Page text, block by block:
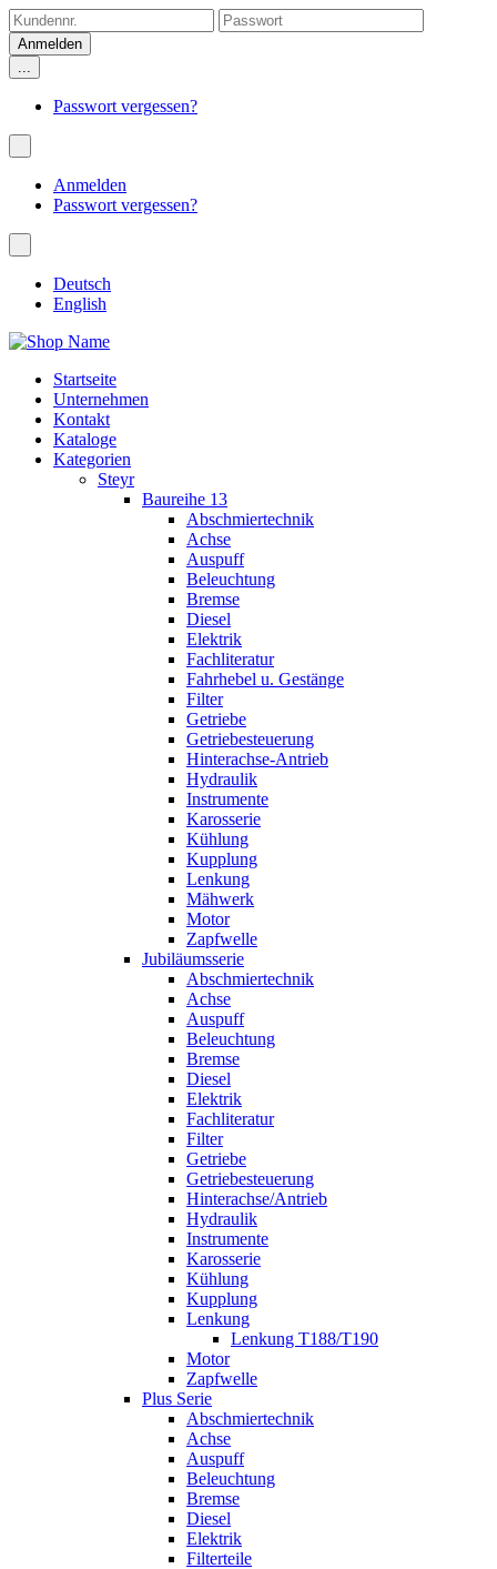
...
Passwort vergessen?
Anmelden
Passwort vergessen?
Deutsch
English
Startseite
Unternehmen
Kontakt
Kataloge
Kategorien
Steyr
Baureihe 13
Abschmiertechnik
Achse
Auspuff
Beleuchtung
Bremse
Diesel
Elektrik
Fachliteratur
Fahrhebel u. Gestänge
Filter
Getriebe
Getriebesteuerung
Hinterachse-Antrieb
Hydraulik
Instrumente
Karosserie
Kühlung
Kupplung
Lenkung
Mähwerk
Motor
Zapfwelle
Jubiläumsserie
Abschmiertechnik
Achse
Auspuff
Beleuchtung
Bremse
Diesel
Elektrik
Fachliteratur
Filter
Getriebe
Getriebesteuerung
Hinterachse/Antrieb
Hydraulik
Instrumente
Karosserie
Kühlung
Kupplung
Lenkung
Lenkung T188/T190
Motor
Zapfwelle
Plus Serie
Abschmiertechnik
Achse
Auspuff
Beleuchtung
Bremse
Diesel
Elektrik
Filterteile